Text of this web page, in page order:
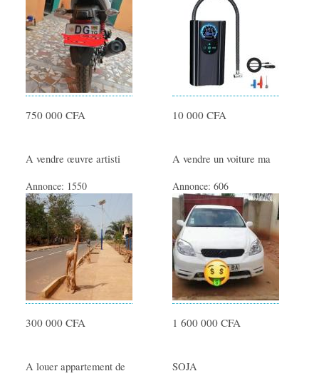
750 000 CFA 10 000 CFA
A vendre œuvre artisti
Annonce: 1550
300 000 CFA
A vendre un voiture ma
Annonce:606
1 600 000 CFA
A louer appartement de SOJA